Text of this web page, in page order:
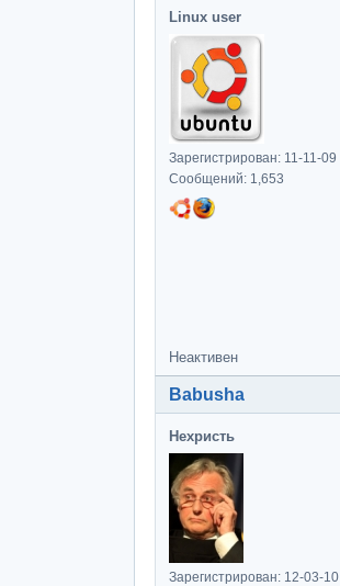
Linux user
Зарегистрирован: 11-11-09
Сообщений: 1,653
Неактивен
Babusha
Нехристь
Зарегистрирован: 12-03-10